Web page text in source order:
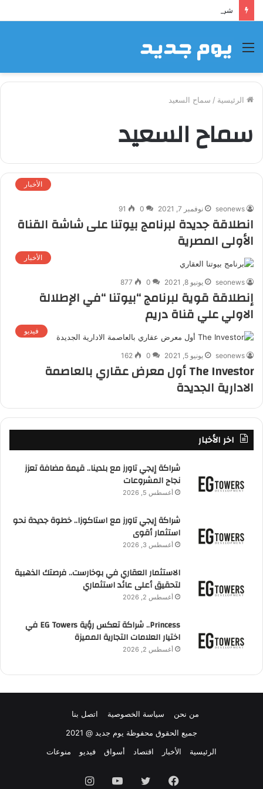
شراكة إيجي تاورز مع بلدينا.. قيمة مضافة تعزز نجاح المشروعات
القائمة
الرئيسية / سماح السعيد
سماح السعيد
الأخبار
seonews نوفمبر 7, 2021 0
91
انطلاقة جديدة لبرنامج بيوتنا على شاشة القناة
الأولى المصرية
الأخبار
seonews يونيو 8, 2021 0
877
إنطلاقة قوية لبرنامج “بيوتنا “في الإطلالة
الاولي علي قناة دريم
فيديو
seonews يونيو 5, 2021 0
162
The Investor أول معرض عقاري بالعاصمة
الادارية الجديدة
اخر الأخبار
شراكة إيجي تاورز مع بلدينا.. قيمة مضافة تعزز
نجاح المشروعات
أغسطس 5, 2026
شراكة إيجي تاورز مع استاكوزا.. خطوة جديدة نحو
استثمار أقوى
أغسطس 3, 2026
الاستثمار العقاري في بوخارست.. فرصتك الذهبية
لتحقيق أعلى عائد استثماري
أغسطس 2, 2026
Princess.. شراكة تعكس رؤية EG Towers في
اختيار العلامات التجارية المميزة
أغسطس 2, 2026
من نحن سياسة الخصوصية
اتصل بنا
جميع الحقوق محفوظة يوم جديد @ 2021
الرئيسية
الأخبار اقتصاد أسواق فيديو منوعات
فيسبوك تويتر يوتيوب